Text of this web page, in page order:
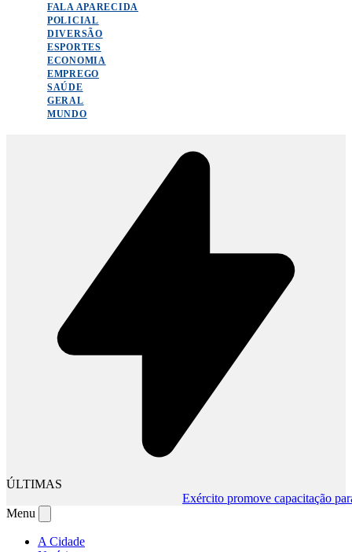
FALA APARECIDA
POLICIAL
DIVERSÃO
ESPORTES
ECONOMIA
EMPREGO
SAÚDE
GERAL
MUNDO
ÚLTIMAS
Exército promove capacitação para
Menu
A Cidade